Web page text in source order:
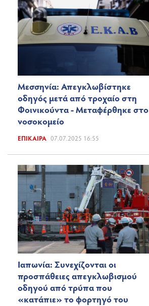
Μεσσηνία: Απεγκλωβίστηκε
οδηγός μετά από τροχαίο στη
Φοινικούντα - Μεταφέρθηκε στο
νοσοκομείο
ΕΠΊΚΑΙΡΑ 07.07.2025 16:55
Ιαπωνία: Συνεχίζονται οι
προσπάθειες απεγκλωβισμού
οδηγού από τρύπα που
«κατάπιε» το φορτηγό του